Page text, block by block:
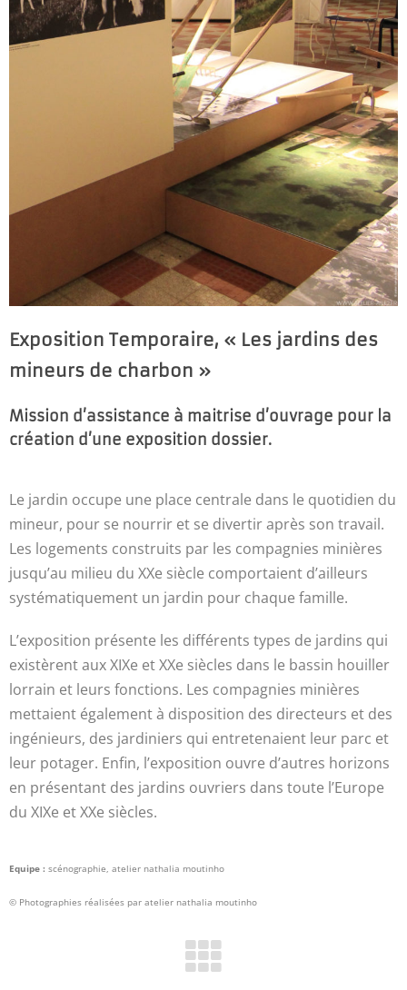
Exposition Temporaire, « Les jardins des
mineurs de charbon »
Mission d’assistance à maitrise d’ouvrage pour la
création d’une exposition dossier.
Le jardin occupe une place centrale dans le quotidien du
mineur, pour se nourrir et se divertir après son travail.
Les logements construits par les compagnies minières
jusqu’au milieu du XXe siècle comportaient d’ailleurs
systématiquement un jardin pour chaque famille.
L’exposition présente les différents types de jardins qui
existèrent aux XIXe et XXe siècles dans le bassin houiller
lorrain et leurs fonctions. Les compagnies minières
mettaient également à disposition des directeurs et des
ingénieurs, des jardiniers qui entretenaient leur parc et
leur potager. Enfin, l’exposition ouvre d’autres horizons
en présentant des jardins ouvriers dans toute l’Europe
du XIXe et XXe siècles.
Equipe : scénographie, atelier nathalia moutinho
© Photographies réalisées par atelier nathalia moutinho